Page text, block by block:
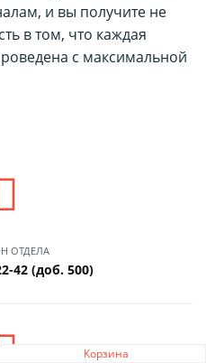
Корзина
и вы получите не
в том, что каждая
с максимальной
ОТДЕЛА
42 (доб. 500)